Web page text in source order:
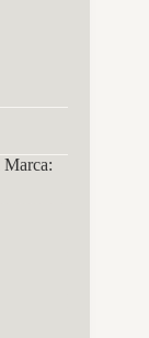
Marca: